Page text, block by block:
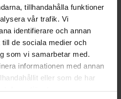
tillhandahålla funktioner
vår trafik. Vi
identifierare och annan
de sociala medier och
som vi samarbetar med.
informationen med annan
eller som de har
Staffanstaven byggd på
Salomon S/LAB rör och
Salomons Clickhandtag
3 699 KR
Lägg till i favoriter